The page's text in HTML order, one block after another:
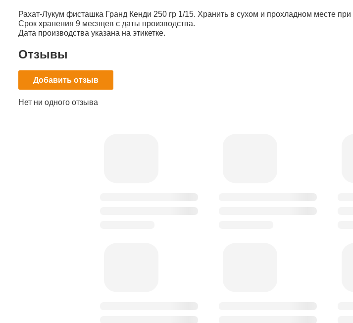
Рахат-Лукум фисташка Гранд Кенди 250 гр 1/15. Хранить в сухом и прохладном месте
Срок хранения 9 месяцев с даты производства.
Дата производства указана на этикетке.
Отзывы
Добавить отзыв
Нет ни одного отзыва